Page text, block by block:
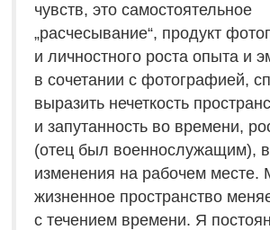
чувств, это самостоятельное
„расчесывание“, продукт
и личностного роста опыта и
в сочетании с фотографией,
выразить нечеткость
и запутанность во времени,
(отец был военнослужащим),
изменения на рабочем месте.
жизненное пространство
с течением времени. Я